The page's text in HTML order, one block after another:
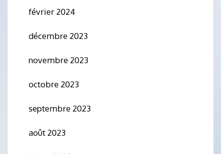
février 2024
décembre 2023
novembre 2023
octobre 2023
septembre 2023
août 2023